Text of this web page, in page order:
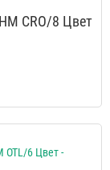
CRO/8 Цвет